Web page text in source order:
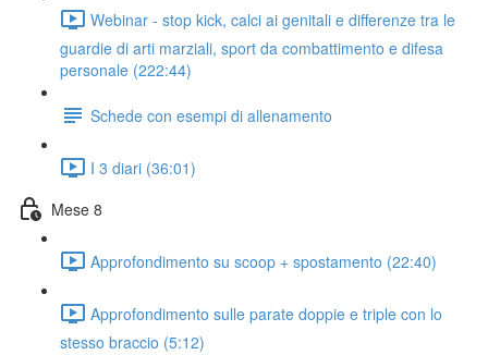
Webinar - stop kick, calci ai genitali e differenze tra le
guardie di arti marziali, sport da combattimento e difesa
personale (222:44)
Schede con esempi di allenamento
I 3 diari (36:01)
Mese 8
Approfondimento su scoop + spostamento (22:40)
Approfondimento sulle parate doppie e triple con lo
stesso braccio (5:12)